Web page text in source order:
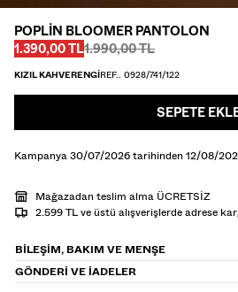
POPLIN BLOOMER PANTOLON
İNDIRIMLI FIYAT
1.390,00 TLÖnce
1.990,00 TL
Önce
KIZIL KAHVERENGIREF.. 0928/741/122
SEPETE
Kampanya 30/07/2026 tarihinden 12/08/
Mağazadan teslim alma ÜCRETSİZ
2.599 TL ve üstü alışverişlerde adrese
BILEŞIM, BAKIM VE MENŞE
GÖNDERI VE IADELER
ŞORT
SWEATSHIRT
PLAJ GİYİMİ
AYAKKABI